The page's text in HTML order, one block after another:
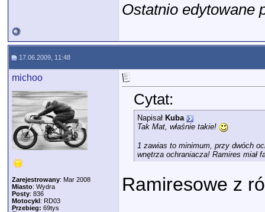
Ostatnio edytowane
17.06.2009, 11:48
michoo
Zarejestrowany: Mar 2008
Miasto: Wydra
Posty: 836
Motocykl: RD03
Przebieg: 69tys
Cytat:
Napisał Kuba
Tak Mat, właśnie takie!
1 zawias to minimum, przy dwóch
wnętrza ochraniacza! Ramires miał
Ramiresowe z